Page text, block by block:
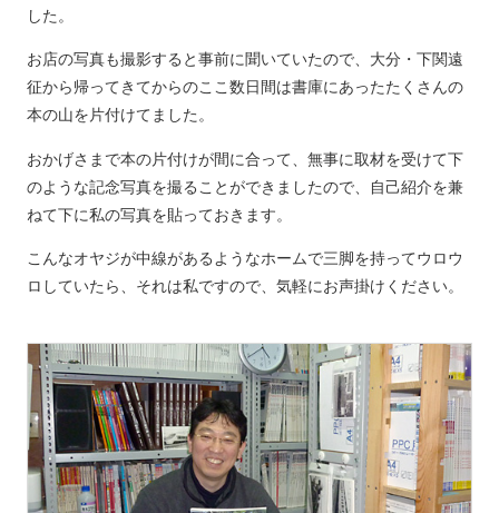
した。
お店の写真も撮影すると事前に聞いていたので、大分・下関遠
征から帰ってきてからのここ数日間は書庫にあったたくさんの
本の山を片付けてました。
おかげさまで本の片付けが間に合って、無事に取材を受けて下
のような記念写真を撮ることができましたので、自己紹介を兼
ねて下に私の写真を貼っておきます。
こんなオヤジが中線があるようなホームで三脚を持ってウロウ
ロしていたら、それは私ですので、気軽にお声掛けください。